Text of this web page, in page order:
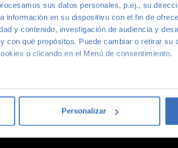
sus datos personales, p.ej., su
información en su dispositivo con el fin de
y contenido, investigación de audiencia y
con qué propósitos. Puede cambiar o retirar su
o clicando en el Menú de consentimiento.
ubicación geográfica que puede tener una
se procesan sus datos personales y
Personalizar
siendo un coche Canalcar.Saber más.